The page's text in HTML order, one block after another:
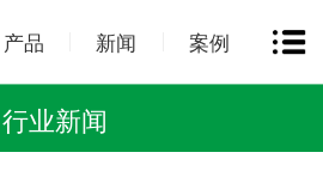
产品 新闻 案例
行业新闻